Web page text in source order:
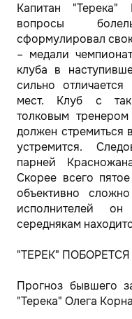
Капитан
вопросы
сформулировал
– медали
клуба в
сильно
мест. Клуб с
толковым
должен стремиться
устремится.
парней
Скорее всего
объективно
исполнителей
середнякам
"ТЕРЕК"
Прогноз бывшего
"Терека" Олега